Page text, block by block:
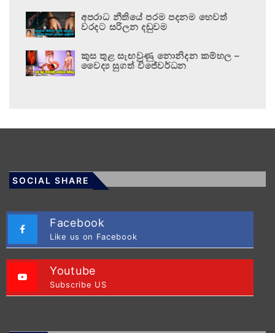
අපරාධ නීතියේ පරම පදනම හෙවත්
වරදට සරිලන දඬුවම
කුස තුළ සැඟවුණු නොනිදන කම්හල –
වෛද්‍ය සුගත් විජේවර්ධන
SOCIAL SHARE
Facebook
Like us on Facebook
Youtube
Subscribe US